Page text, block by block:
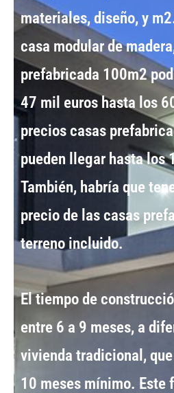
materiales, diseño, y
casa modular de madera
prefabricada 100m2
47 mil euros hasta los
precios casas
pueden llegar hasta los
También, habría que
precio de lascasas
terreno incluido.
Eltiempo de
entre 6 a 9 meses, a
vivienda tradicional ,
10 meses mínimo. Este